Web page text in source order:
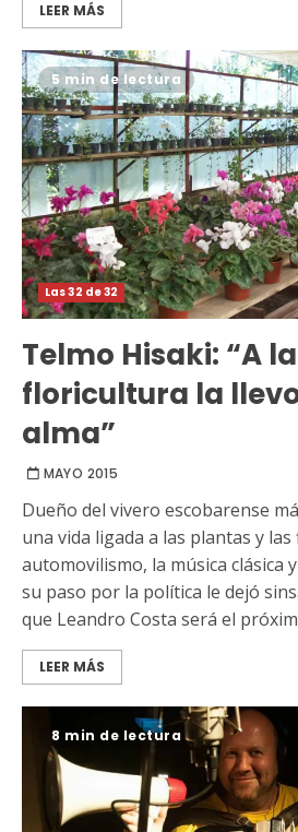
LEER MÁS
5 min de lectura
Las 32 de 32
Telmo Hisaki: “A la
floricultura la
alma”
MAYO 2015
Dueño del vivero escobarense
una vida ligada a las plantas y
automovilismo, la música clásica
su paso por la política le dejó
que Leandro Costa será el
LEER MÁS
8 min de lectura